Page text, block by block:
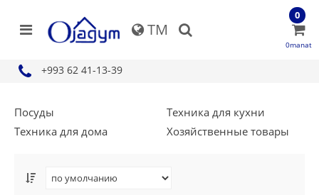
TM
+993 62 41-13-39
0
0manat
Посуды
Техника для кухни
Техника для дома
Хозяйственные товары